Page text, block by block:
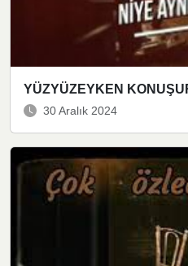
YÜZYÜZEYKEN
30 Aralık 2024